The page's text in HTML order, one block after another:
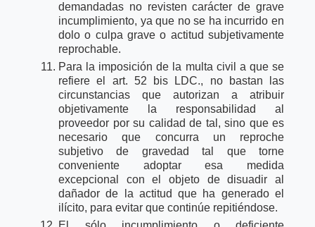
demandadas no revisten carácter de grave
incumplimiento, ya que no se ha incurrido en
dolo o culpa grave o actitud subjetivamente
reprochable.
Para la imposición de la multa civil a que se
refiere el art. 52 bis LDC., no bastan las
circunstancias que autorizan a atribuir
objetivamente la responsabilidad al
proveedor por su calidad de tal, sino que es
necesario que concurra un reproche
subjetivo de gravedad tal que torne
conveniente adoptar esa medida
excepcional con el objeto de disuadir al
dañador de la actitud que ha generado el
ilícito, para evitar que continúe repitiéndose.